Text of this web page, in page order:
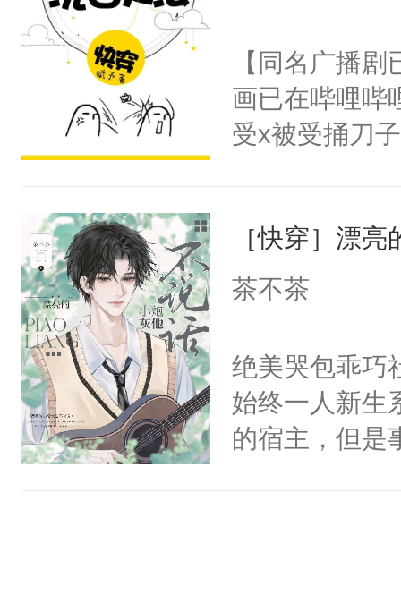
不愧是大佬
悉，嗷？这不
可以先看仙帝
坠落神界的
冷漠，更是他
回，他仍记得
不来师尊一句
骄纵和死缠
人。梁允闯
命去填。梁允
马耍赖上位，
贴成一对
别人老婆翻旧
【同名广播
画已在哔哩哔
受x被受捅刀
病，一个个
上了还是无动
间变脸背叛他
的恶事他都对
一个权力滔天
右男主又报复
［快穿］漂
茶不茶
绝美哭包乖巧
始终一人新生
的宿主，但